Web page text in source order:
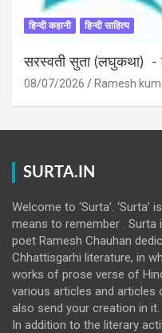
हिन्दी कहानी हिन्दी साहित्य
सरस्वती सुता (लघुकथा) ​-
08/07/2026 Ramesh
SURTA.IN
Welcome to ‘Surta’.
means to remember . Surta
poet Ramesh Chauhan
Chhattisgarhi literature, in
works of prose verse of
various articles and articles
also send your creation in it.
In addition to the literary